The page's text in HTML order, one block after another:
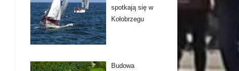
spotkają się w
Kołobrzegu
Budowa